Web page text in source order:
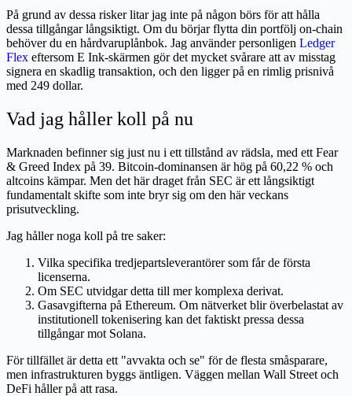
På grund av dessa risker litar jag inte på någon börs för att hålla
dessa tillgångar långsiktigt. Om du börjar flytta din portfölj on-chain
behöver du en hårdvaruplånbok. Jag använder personligen Ledger
Flex eftersom E Ink-skärmen gör det mycket svårare att av misstag
signera en skadlig transaktion, och den ligger på en rimlig prisnivå
med 249 dollar.
Vad jag håller koll på nu
Marknaden befinner sig just nu i ett tillstånd av rädsla, med ett Fear
& Greed Index på 39. Bitcoin-dominansen är hög på 60,22 % och
altcoins kämpar. Men det här draget från SEC är ett långsiktigt
fundamentalt skifte som inte bryr sig om den här veckans
prisutveckling.
Jag håller noga koll på tre saker:
Vilka specifika tredjepartsleverantörer som får de första
licenserna.
Om SEC utvidgar detta till mer komplexa derivat.
Gasavgifterna på Ethereum. Om nätverket blir överbelastat av
institutionell tokenisering kan det faktiskt pressa dessa
tillgångar mot Solana.
För tillfället är detta ett "avvakta och se" för de flesta småsparare,
men infrastrukturen byggs äntligen. Väggen mellan Wall Street och
DeFi håller på att rasa.